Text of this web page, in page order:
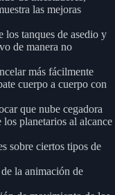
las mejoras
los tanques de asedio y
de manera no
más fácilmente
cuerpo a cuerpo con
que nube cegadora
los planetarios al alcance
sobre ciertos tipos de
la animación de